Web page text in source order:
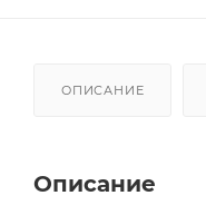
ОПИСАНИЕ
Описание